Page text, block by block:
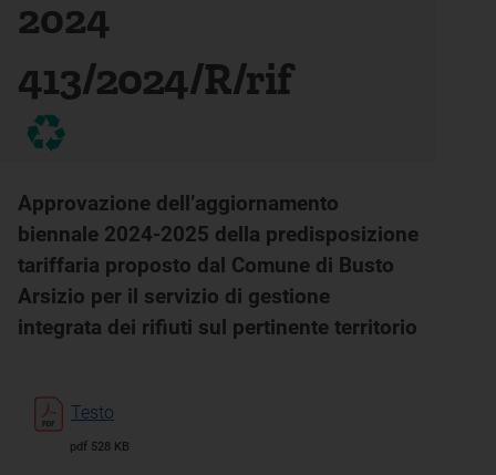
2024
413/2024/R/rif
Approvazione dell’aggiornamento
biennale 2024-2025 della predisposizione
tariffaria proposto dal Comune di Busto
Arsizio per il servizio di gestione
integrata dei rifiuti sul pertinente territorio
Testo
pdf 528 KB